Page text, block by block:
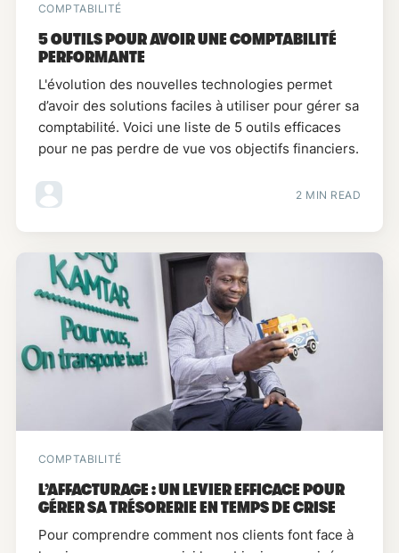
COMPTABILITÉ
5 OUTILS POUR AVOIR UNE COMPTABILITÉ
PERFORMANTE
L'évolution des nouvelles technologies permet
d’avoir des solutions faciles à utiliser pour gérer sa
comptabilité. Voici une liste de 5 outils efficaces
pour ne pas perdre de vue vos objectifs financiers.
2 MIN READ
COMPTABILITÉ
L’AFFACTURAGE : UN LEVIER EFFICACE POUR
GÉRER SA TRÉSORERIE EN TEMPS DE CRISE
Pour comprendre comment nos clients font face à